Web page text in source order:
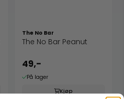
The No Bar
The No Bar Peanut
49,-
På lager
Kjøp